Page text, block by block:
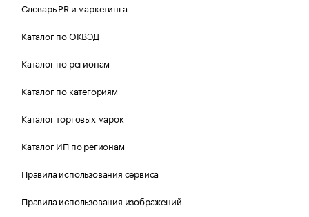
Словарь PR и маркетинга
Каталог по ОКВЭД
Каталог по регионам
Каталог по категориям
Каталог торговых марок
Каталог ИП по регионам
Правила использования сервиса
Правила использования изображений